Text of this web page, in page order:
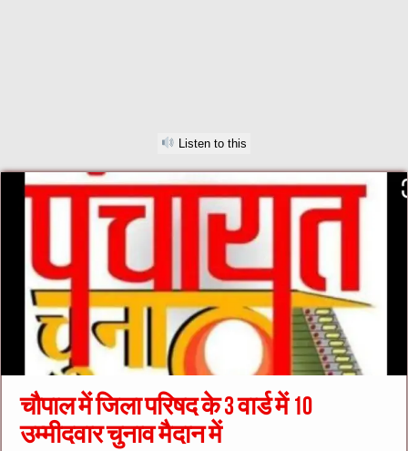
Listen to this
चौपाल में जिला परिषद के 3 वार्ड में 10
उम्मीदवार चुनाव मैदान में